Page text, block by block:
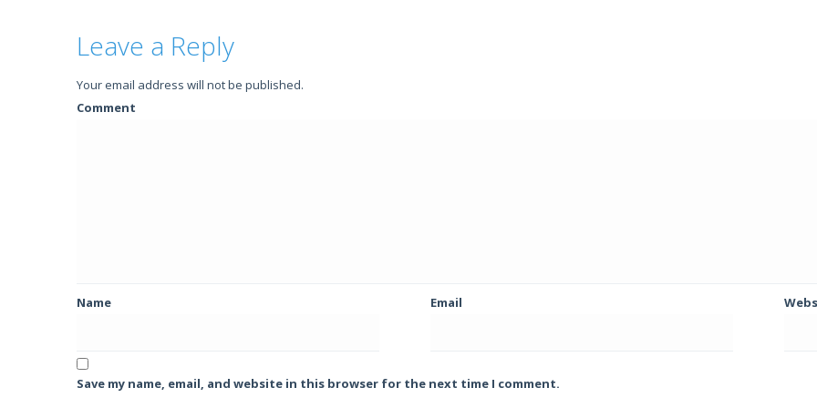
Leave a Reply
Your email address will not be published.
Comment
Name Email
Save my name, email, and website in this browser for the next time I comment.